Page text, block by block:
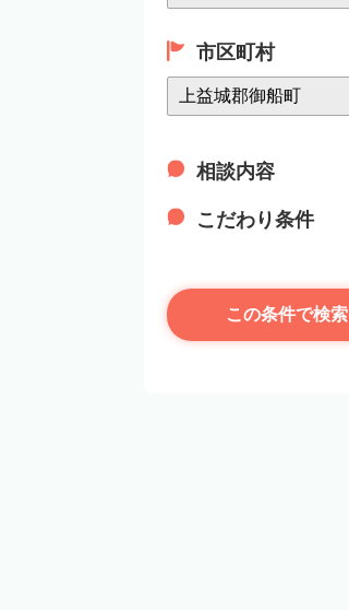
市区町村
相談内容
こだわり条件
この条件で検索